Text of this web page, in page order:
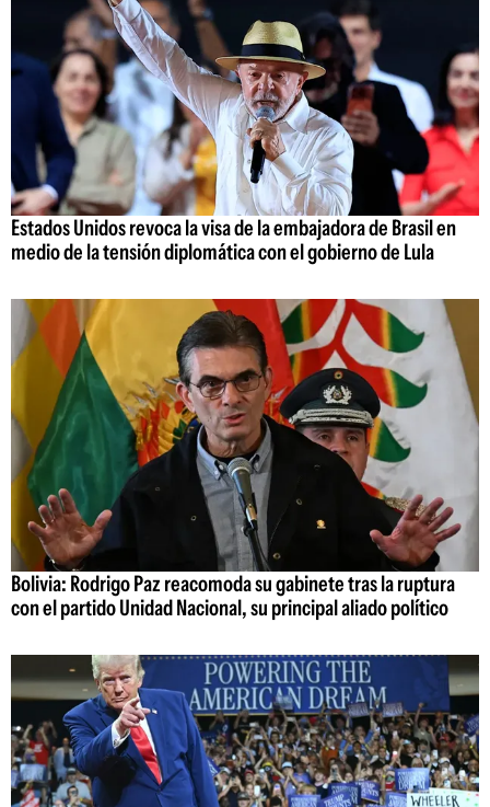
Estados Unidos revoca la visa de la embajadora de Brasil en
medio de la tensión diplomática con el gobierno de Lula
Bolivia: Rodrigo Paz reacomoda su gabinete tras la ruptura
con el partido Unidad Nacional, su principal aliado político